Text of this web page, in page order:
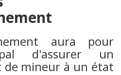
aura pour
d'assurer un
de mineur à un état